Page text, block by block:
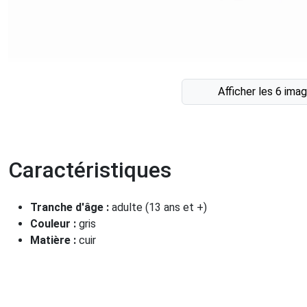
Afficher les 6
Caractéristiques
Tranche d'âge : adulte (13 ans et +)
Couleur : gris
Matière : cuir